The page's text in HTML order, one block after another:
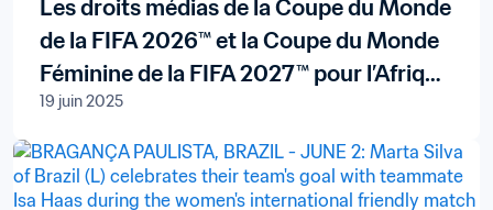
Les droits médias de la Coupe du Monde
de la FIFA 2026™ et la Coupe du Monde
Féminine de la FIFA 2027™ pour l’Afrique
subsaharienne renouvelés avec le
diffuseur panafricain New World
Televisions S.A.
19 juin 2025